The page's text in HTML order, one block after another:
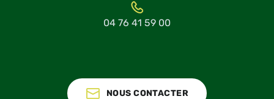
04 76 41 59 00
NOUS CONTACTER